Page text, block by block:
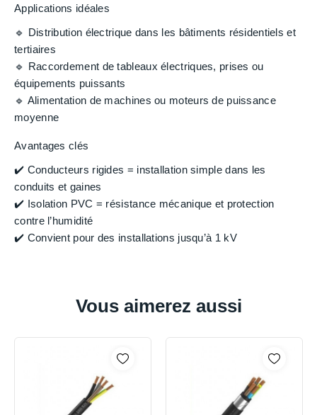
Applications idéales
🔹 Distribution électrique dans les bâtiments résidentiels et
tertiaires
🔹 Raccordement de tableaux électriques, prises ou
équipements puissants
🔹 Alimentation de machines ou moteurs de puissance
moyenne
Avantages clés
✔️ Conducteurs rigides = installation simple dans les
conduits et gaines
✔️ Isolation PVC = résistance mécanique et protection
contre l’humidité
✔️ Convient pour des installations jusqu’à 1 kV
Vous aimerez aussi